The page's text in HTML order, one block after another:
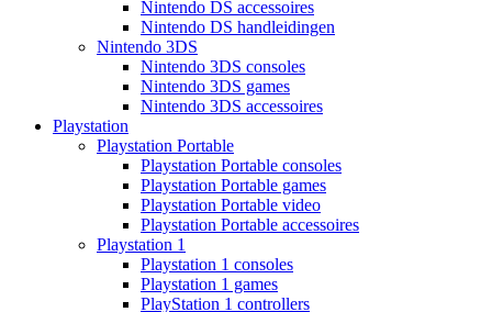
Nintendo DS accessoires
Nintendo DS handleidingen
Nintendo 3DS
Nintendo 3DS consoles
Nintendo 3DS games
Nintendo 3DS accessoires
Playstation
Playstation Portable
Playstation Portable consoles
Playstation Portable games
Playstation Portable video
Playstation Portable accessoires
Playstation 1
Playstation 1 consoles
Playstation 1 games
PlayStation 1 controllers